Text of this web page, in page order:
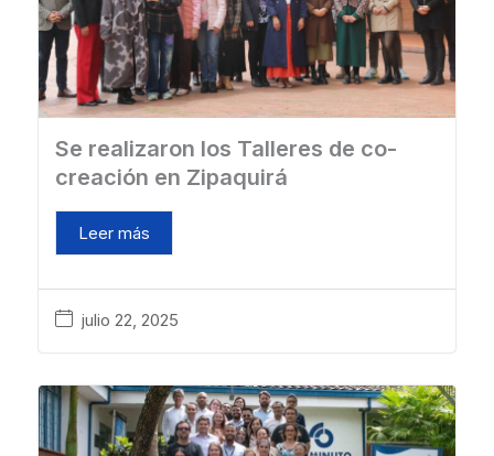
Se realizaron los Talleres de co-
creación en Zipaquirá
julio 22, 2025
Leer más